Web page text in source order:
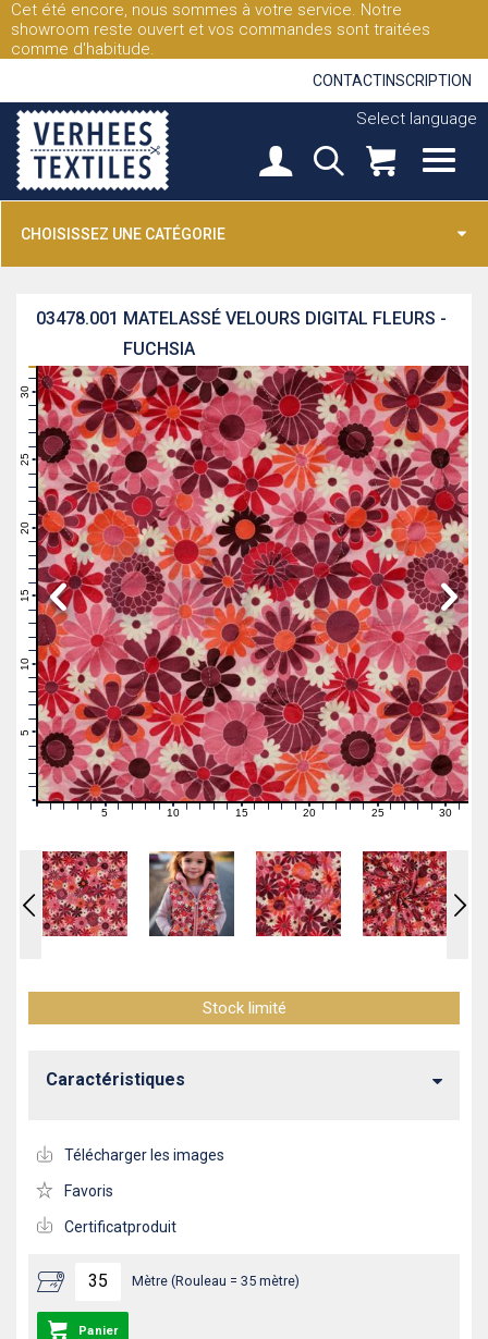
Cet été encore, nous sommes à votre service. Notre
showroom reste ouvert et vos commandes sont traitées
comme d'habitude.
CONTACT INSCRIPTION
Select language
CHOISISSEZ UNE CATÉGORIE
MATELASSÉ VELOURS DIGITAL FLEURS -
FUCHSIA
03478.001
0
2
3
5
7
8
9
10
11
12
14
15
16
18
19
20
21
23
24
25
26
27
28
29
30
31
0 1 2 3 4 5 6 7 89101112131415161718192021222324 252627282930 31
Mètre (Rouleau = 35 mètre)
Panier
Stock limité
Caractéristiques
Télécharger les images
Favoris
Certificatproduit